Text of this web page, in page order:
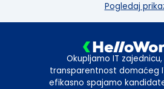
Pogledaj
Okupljamo IT
transparentnost domaćeg
efikasno spajamo